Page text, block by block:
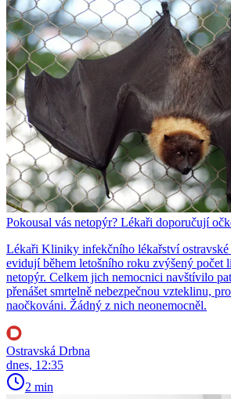
Pokousal vás netopýr? Lékaři doporučují
Lékaři Kliniky infekčního lékařství
evidují během letošního roku zvýšený počet
netopýr. Celkem jich nemocnici navštívilo
přenášet smrtelně nebezpečnou vzteklinu,
naočkováni. Žádný z nich neonemocněl.
Ostravská Drbna
dnes, 12:35
2 min